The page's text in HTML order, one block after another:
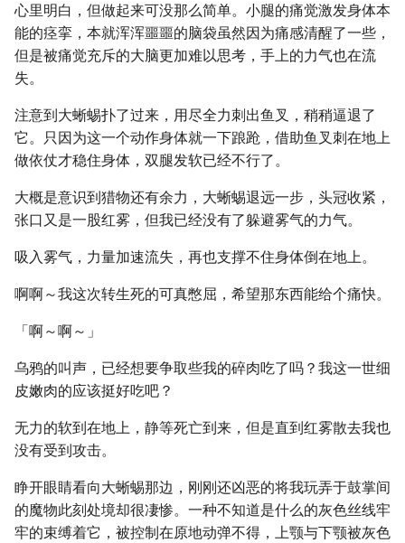
心里明白，但做起来可没那么简单。小腿的痛觉激发身体本
能的痉挛，本就浑浑噩噩的脑袋虽然因为痛感清醒了一些，
但是被痛觉充斥的大脑更加难以思考，手上的力气也在流
失。
注意到大蜥蜴扑了过来，用尽全力刺出鱼叉，稍稍逼退了
它。只因为这一个动作身体就一下踉跄，借助鱼叉刺在地上
做依仗才稳住身体，双腿发软已经不行了。
大概是意识到猎物还有余力，大蜥蜴退远一步，头冠收紧，
张口又是一股红雾，但我已经没有了躲避雾气的力气。
吸入雾气，力量加速流失，再也支撑不住身体倒在地上。
啊啊～我这次转生死的可真憋屈，希望那东西能给个痛快。
「啊～啊～」
乌鸦的叫声，已经想要争取些我的碎肉吃了吗？我这一世细
皮嫩肉的应该挺好吃吧？
无力的软到在地上，静等死亡到来，但是直到红雾散去我也
没有受到攻击。
睁开眼睛看向大蜥蜴那边，刚刚还凶恶的将我玩弄于鼓掌间
的魔物此刻处境却很凄惨。一种不知道是什么的灰色丝线牢
牢的束缚着它，被控制在原地动弹不得，上颚与下颚被灰色